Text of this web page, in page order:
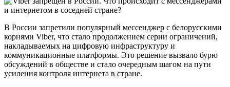
В России запретили популярный мессенджер с белорусскими
корнями Viber, что стало продолжением серии ограничений,
накладываемых на цифровую инфраструктуру и
коммуникационные платформы. Это решение вызвало бурю
обсуждений в обществе и стало очередным шагом на пути
усиления контроля интернета в стране.